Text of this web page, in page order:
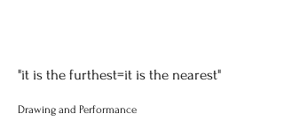
"it is the furthest=it is the nearest"
Drawing and Performance